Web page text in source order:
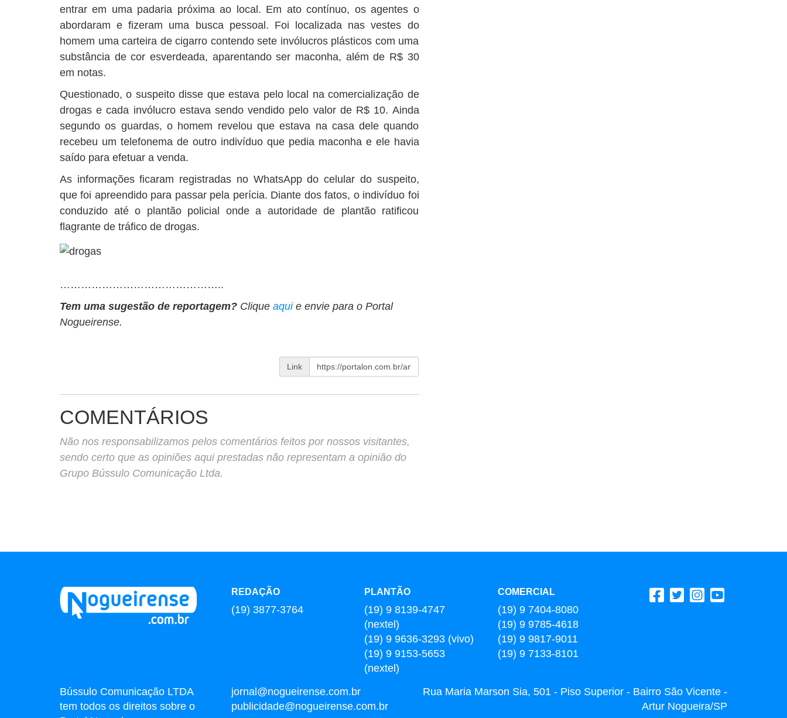
entrar em uma padaria próxima ao local. Em ato contínuo, os agentes o
abordaram e fizeram uma busca pessoal. Foi localizada nas vestes do
homem uma carteira de cigarro contendo sete invólucros plásticos com uma
substância de cor esverdeada, aparentando ser maconha, além de R$ 30
em notas.
Questionado, o suspeito disse que estava pelo local na comercialização de
drogas e cada invólucro estava sendo vendido pelo valor de R$ 10. Ainda
segundo os guardas, o homem revelou que estava na casa dele quando
recebeu um telefonema de outro indivíduo que pedia maconha e ele havia
saído para efetuar a venda.
As informações ficaram registradas no WhatsApp do celular do suspeito,
que foi apreendido para passar pela perícia. Diante dos fatos, o indivíduo foi
conduzido até o plantão policial onde a autoridade de plantão ratificou
flagrante de tráfico de drogas.
………………………………………..
Tem uma sugestão de reportagem? Clique aqui e envie para o Portal
Nogueirense.
Link
COMENTÁRIOS
Não nos responsabilizamos pelos comentários feitos por nossos visitantes,
sendo certo que as opiniões aqui prestadas não representam a opinião do
Grupo Bússulo Comunicação Ltda.
REDAÇÃO
(19) 3877-3764
PLANTÃO
(19) 9 8139-4747
(nextel)
(19) 9 9636-3293 (vivo)
(19) 9 9153-5653
(nextel)
COMERCIAL
(19) 9 7404-8080
(19) 9 9785-4618
(19) 9 9817-9011
(19) 9 7133-8101
Bússulo Comunicação LTDA
tem todos os direitos sobre o
jornal@nogueirense.com.br
publicidade@nogueirense.com.br
Rua Maria Marson Sia, 501 - Piso Superior - Bairro São Vicente -
Artur Nogueira/SP